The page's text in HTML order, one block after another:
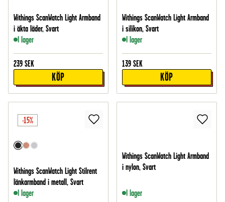
Withings ScanWatch Light Armband
i äkta läder, Svart
I lager
239 SEK
KÖP
Withings ScanWatch Light Armband
i silikon, Svart
I lager
139 SEK
KÖP
-15%
Withings ScanWatch Light Stilrent
länkarmband i metall, Svart
I lager
Withings ScanWatch Light Armband
i nylon, Svart
I lager